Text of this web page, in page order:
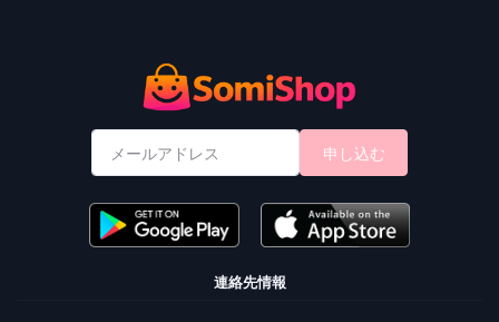
申し込む
連絡先情報